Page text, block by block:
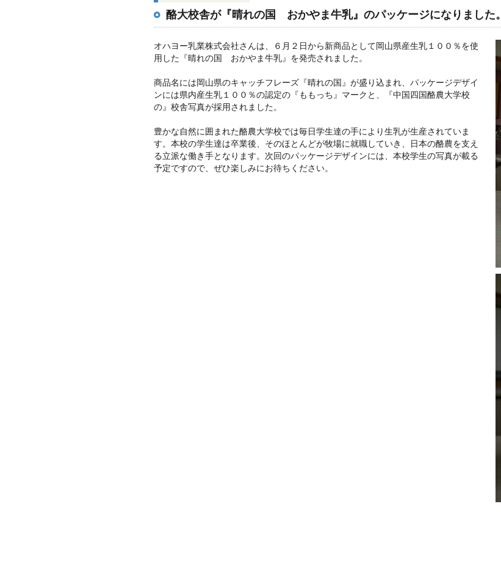
酪大校舎が『晴れの国 おかやま牛乳』のパッケージになりました。
オハヨー乳業株式会社さんは、６月２日から新商品として岡山県産生乳１００％を使
用した『晴れの国 おかやま牛乳』を発売されました。
商品名には岡山県のキャッチフレーズ『晴れの国』が盛り込まれ、パッケージデザイ
ンには県内産生乳１００％の認定の『ももっち』マークと、『中国四国酪農大学校
の』校舎写真が採用されました。
豊かな自然に囲まれた酪農大学校では毎日学生達の手により生乳が生産されていま
す。本校の学生達は卒業後、そのほとんどが牧場に就職していき、日本の酪農を支え
る立派な働き手となります。次回のパッケージデザインには、本校学生の写真が載る
予定ですので、ぜひ楽しみにお待ちください。